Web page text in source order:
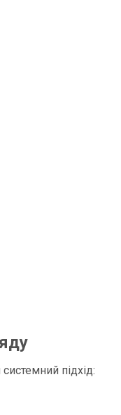
підхід: